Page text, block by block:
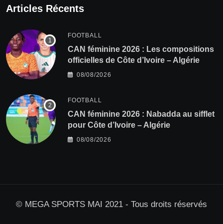
Articles Récents
FOOTBALL
‎CAN féminine 2026 : Les compositions
officielles de Côte d’Ivoire – Algérie
08/08/2026
FOOTBALL
‎CAN féminine 2026 : Nabadda au sifflet
pour Côte d’Ivoire – Algérie
08/08/2026
© MEGA SPORTS MAI 2021 - Tous droits réservés